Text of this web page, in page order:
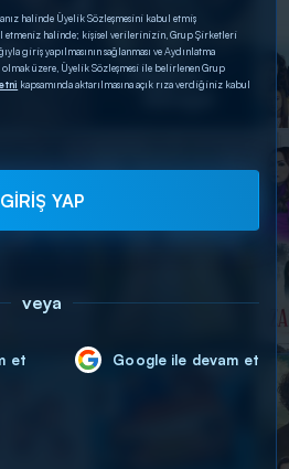
halinde Üyelik Sözleşmesini kabul etmiş
etmeniz halinde; kişisel verilerinizin, Grup Şirketleri
giriş yapılmasının sağlanması ve Aydınlatma
olmak üzere, Üyelik Sözleşmesi ile belirlenen Grup
kapsamında aktarılmasına açık rıza verdiğiniz kabul
GİRİŞ YAP
veya
et Google ile devam et